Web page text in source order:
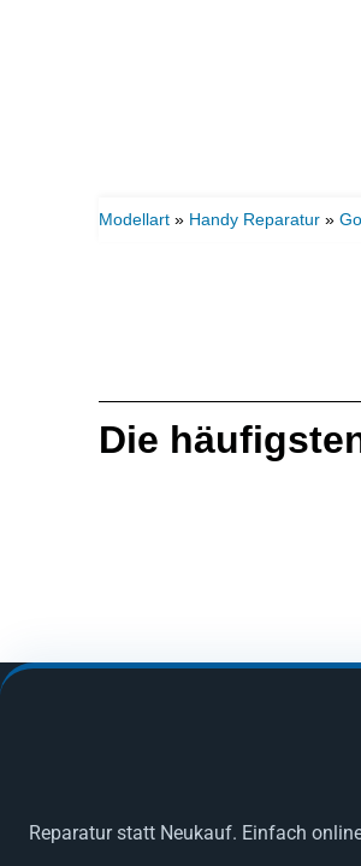
Modellart » Handy Reparatur »
Die
Reparatur statt Neukauf. Einfach